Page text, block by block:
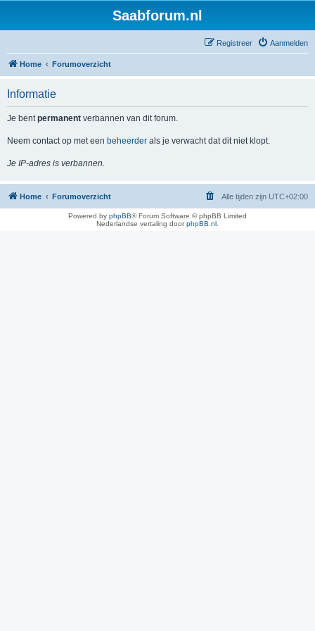
Saabforum.nl
Aanmelden
Registreer
Home Forumoverzicht
Informatie
Je bentpermanent verbannen van dit forum.
Neem contact op met een beheerder als je verwacht dat dit niet klopt.
Je IP-adres is verbannen.
Home Forumoverzicht Alle tijden zijn UTC+02:00
Powered by phpBB® Forum Software © phpBB Limited
Nederlandse vertaling doorphpBB.nl